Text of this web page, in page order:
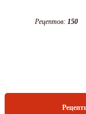
Рецептов: 150